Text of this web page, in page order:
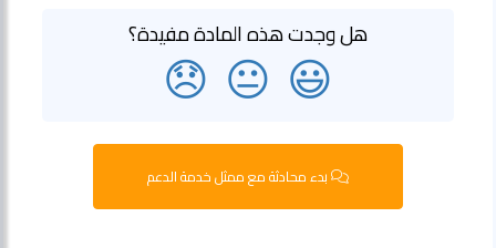
هل وجدت هذه المادة مفيدة؟
😃
😐
😞
بدء محادثة مع ممثل خدمة الدعم